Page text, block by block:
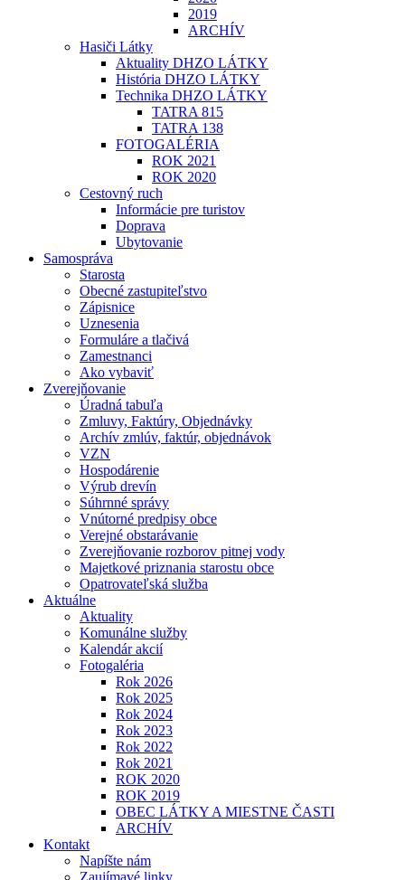
2019
ARCHÍV
Hasiči Látky
Aktuality DHZO LÁTKY
História DHZO LÁTKY
Technika DHZO LÁTKY
TATRA 815
TATRA 138
FOTOGALÉRIA
ROK 2021
ROK 2020
Cestovný ruch
Informácie pre turistov
Doprava
Ubytovanie
Samospráva
Starosta
Obecné zastupiteľstvo
Zápisnice
Uznesenia
Formuláre a tlačivá
Zamestnanci
Ako vybaviť
Zverejňovanie
Úradná tabuľa
Zmluvy, Faktúry, Objednávky
Archív zmlúv, faktúr, objednávok
VZN
Hospodárenie
Výrub drevín
Súhrnné správy
Vnútorné predpisy obce
Verejné obstarávanie
Zverejňovanie rozborov pitnej vody
Majetkové priznania starostu obce
Opatrovateľská služba
Aktuálne
Aktuality
Komunálne služby
Kalendár akcií
Fotogaléria
Rok 2026
Rok 2025
Rok 2024
Rok 2023
Rok 2022
Rok 2021
ROK 2020
ROK 2019
OBEC LÁTKY A MIESTNE ČASTI
ARCHÍV
Kontakt
Napíšte nám
Zaujímavé linky